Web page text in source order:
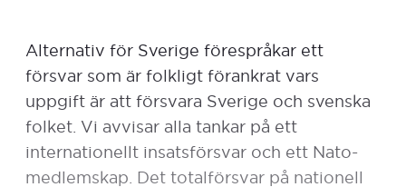
Alternativ för Sverige förespråkar ett
försvar som är folkligt förankrat vars
uppgift är att försvara Sverige och svenska
folket. Vi avvisar alla tankar på ett
internationellt insatsförsvar och ett Nato-
medlemskap. Det totalförsvar på nationell